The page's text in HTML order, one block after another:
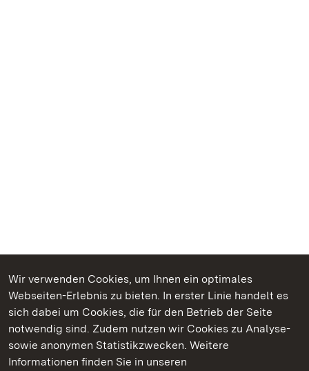
Wir verwenden Cookies, um Ihnen ein optimales
Webseiten-Erlebnis zu bieten. In erster Linie handelt es
sich dabei um Cookies, die für den Betrieb der Seite
notwendig sind. Zudem nutzen wir Cookies zu Analyse-
sowie anonymen Statistikzwecken. Weitere
Informationen finden Sie in unseren
Kommen. Staunen. Genießen.